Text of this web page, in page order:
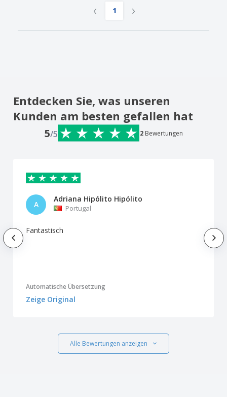
‹ 1 ›
Entdecken Sie, was unseren
Kunden am besten gefallen hat
5/5 2 Bewertungen
A
Adriana Hipólito Hipólito
Portugal
Fantastisch
Automatische Übersetzung
Zeige Original
Alle Bewertungen anzeigen